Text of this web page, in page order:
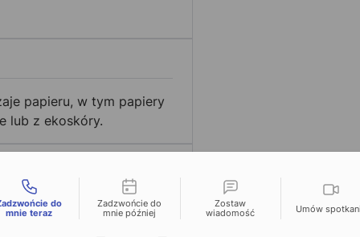
papieru, w tym papiery
lub z ekoskóry.
lub z
grzbietu
kontaktu
do
mnie teraz
Zadzwońcie do
mnie później
Zostaw
wiadomość
Umów